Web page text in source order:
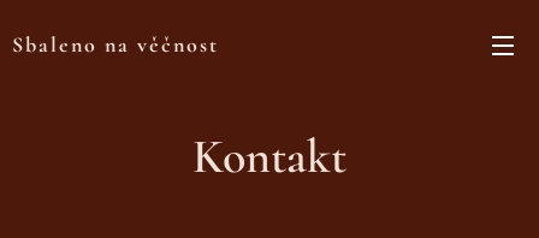
Sbaleno na věčnost
Kontakt